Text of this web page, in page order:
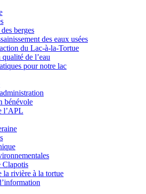
berges
des eaux usées
du Lac-à-la-Tortue
de l’eau
pour notre lac
bénévole
l’APL
Clapotis
la rivière à la tortue